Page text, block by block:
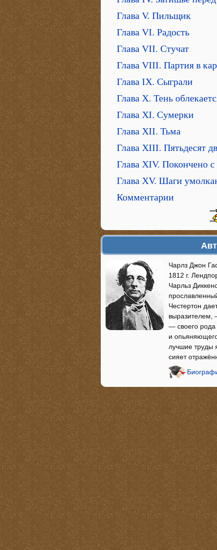
Глава V. Пильщик
Глава VI. Радость
Глава VII. Стучат
Глава VIII. Партия в
Глава IX. Сыграли
Глава X. Тень
Глава XI. Сумерки
Глава XII. Тьма
Глава XIII. Пятьдесят
Глава XIV. Покончено с
Глава XV. Шаги
Комментарии
Чарлз Джон
1812 г.
Чарльз
Честертон
выразителем,
— своего рода
и
лучшие труды
сияет